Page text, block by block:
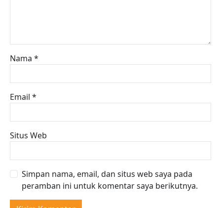
Nama *
Email *
Situs Web
Simpan nama, email, dan situs web saya pada
peramban ini untuk komentar saya berikutnya.